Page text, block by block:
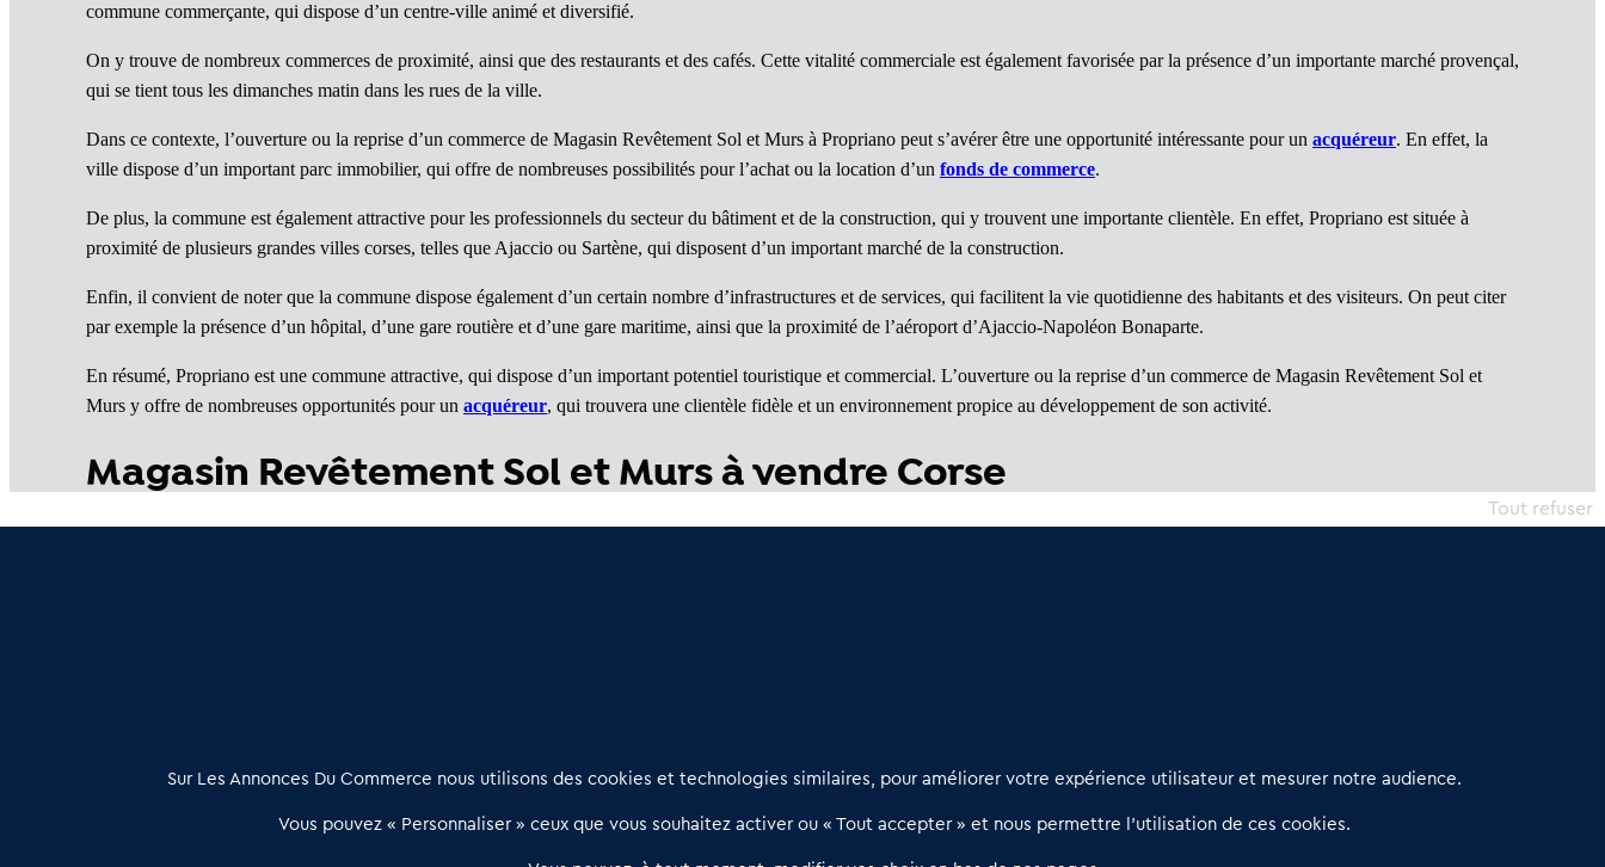
commune commerçante, qui dispose d’un centre-ville animé et diversifié.
On y trouve de nombreux commerces de proximité, ainsi que des restaurants et des cafés. Cette vitalité commerciale est également favorisée par la présence d’un importante marché provençal,
qui se tient tous les dimanches matin dans les rues de la ville.
Dans ce contexte, l’ouverture ou la reprise d’un commerce de Magasin Revêtement Sol et Murs à Propriano peut s’avérer être une opportunité intéressante pour un acquéreur. En effet, la
ville dispose d’un important parc immobilier, qui offre de nombreuses possibilités pour l’achat ou la location d’un fonds de commerce.
De plus, la commune est également attractive pour les professionnels du secteur du bâtiment et de la construction, qui y trouvent une importante clientèle. En effet, Propriano est située à
proximité de plusieurs grandes villes corses, telles que Ajaccio ou Sartène, qui disposent d’un important marché de la construction.
Enfin, il convient de noter que la commune dispose également d’un certain nombre d’infrastructures et de services, qui facilitent la vie quotidienne des habitants et des visiteurs. On peut citer
par exemple la présence d’un hôpital, d’une gare routière et d’une gare maritime, ainsi que la proximité de l’aéroport d’Ajaccio-Napoléon Bonaparte.
En résumé, Propriano est une commune attractive, qui dispose d’un important potentiel touristique et commercial. L’ouverture ou la reprise d’un commerce de Magasin Revêtement Sol et
Murs y offre de nombreuses opportunités pour un acquéreur, qui trouvera une clientèle fidèle et un environnement propice au développement de son activité.
Magasin Revêtement Sol et Murs à vendre Corse
relation qualifiée conçu pour les acteurs de l’immobilier commercial
02 54 56 03 17
Contactez-nous
Sur Les Annonces Du Commerce nous utilisons des cookies et technologies similaires, pour améliorer votre expérience utilisateur et mesurer notre audience.
Vous pouvez « Personnaliser » ceux que vous souhaitez activer ou « Tout accepter » et nous permettre l’utilisation de ces cookies.
Tout refuser